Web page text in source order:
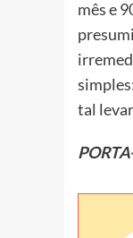
mês e
tal